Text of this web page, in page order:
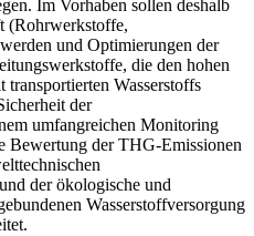
Im Vorhaben sollen deshalb
(Rohrwerkstoffe,
und Optimierungen der
die den hohen
transportierten Wasserstoffs
der
umfangreichen Monitoring
Bewertung der THG-Emissionen
der ökologische und
Wasserstoffversorgung